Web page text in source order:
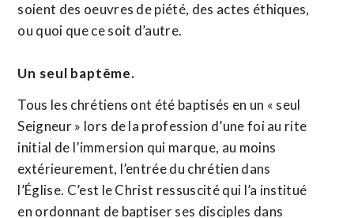
soient des oeuvres de piété, des actes éthiques,
ou quoi que ce soit d’autre.
Un seul baptême.
Tous les chrétiens ont été baptisés en un « seul
Seigneur » lors de la profession d’une foi au rite
initial de l’immersion qui marque, au moins
extérieurement, l’entrée du chrétien dans
l’Église. C’est le Christ ressuscité qui l’a institué
en ordonnant de baptiser ses disciples dans